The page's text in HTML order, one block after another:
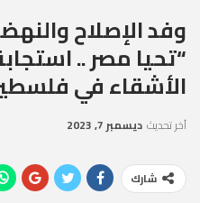
وفد الإصلاح
“تحيا مصر ..
الأشقاء في
آخر تحديث ديسمبر 7, 2023
شارك